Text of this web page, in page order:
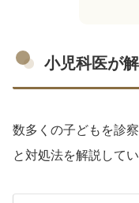
小児科医が
数多くの子どもを診
と対処法を解説してい